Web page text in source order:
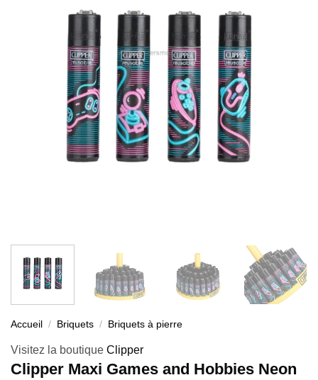
Accueil / Briquets / Briquets à pierre
Visitez la boutique Clipper
Clipper Maxi Games and Hobbies Neon